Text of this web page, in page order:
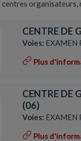
centres organisateurs,
CENTRE DE
Voies: EXAMEN
Plus
CENTRE DE
(06)
Voies: EXAMEN
Plus